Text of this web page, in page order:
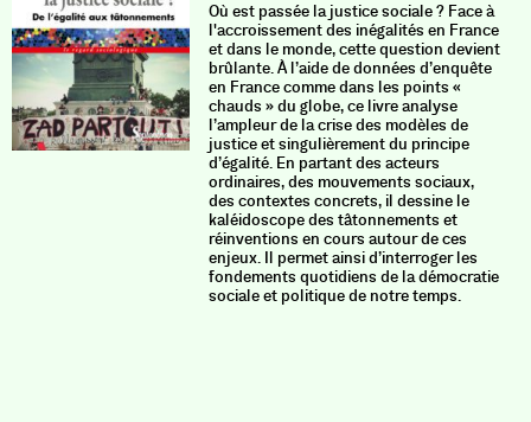
Où est passée la justice sociale ? Face à
l'accroissement des inégalités en France
et dans le monde, cette question devient
brûlante. À l’aide de données d’enquête
en France comme dans les points «
chauds » du globe, ce livre analyse
l’ampleur de la crise des modèles de
justice et singulièrement du principe
d’égalité. En partant des acteurs
ordinaires, des mouvements sociaux,
des contextes concrets, il dessine le
kaléidoscope des tâtonnements et
réinventions en cours autour de ces
enjeux. Il permet ainsi d’interroger les
fondements quotidiens de la démocratie
sociale et politique de notre temps.